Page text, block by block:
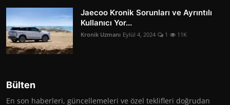
Jaecoo Kronik Sorunları ve Ayrıntılı
Kullanıcı Yor...
Kronik Uzmanı Eylül 4, 2024 1 11K
Bülten
En son haberleri, güncellemeleri ve özel teklifleri doğrudan